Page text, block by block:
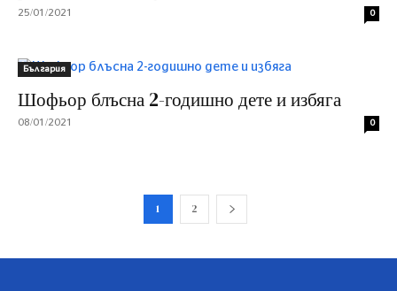
25/01/2021 0
България
Шофьор блъсна 2-годишно дете и избяга
08/01/2021 0
1 2